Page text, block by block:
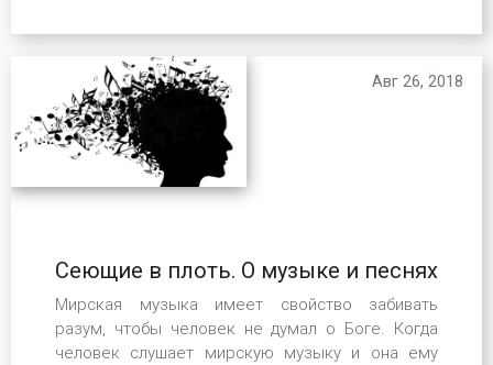
Сеющие в плоть. О музыке и песнях
Мирская музыка имеет свойство забивать
разум, чтобы человек не думал о Боге. Когда
человек слушает мирскую музыку и она ему
Авг 26, 2018